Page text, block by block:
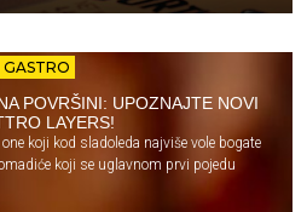
GASTRO
POVRŠINI: UPOZNAJTE NOVI
LAYERS!
koji kod sladoleda najviše vole bogate
koji se uglavnom prvi pojedu